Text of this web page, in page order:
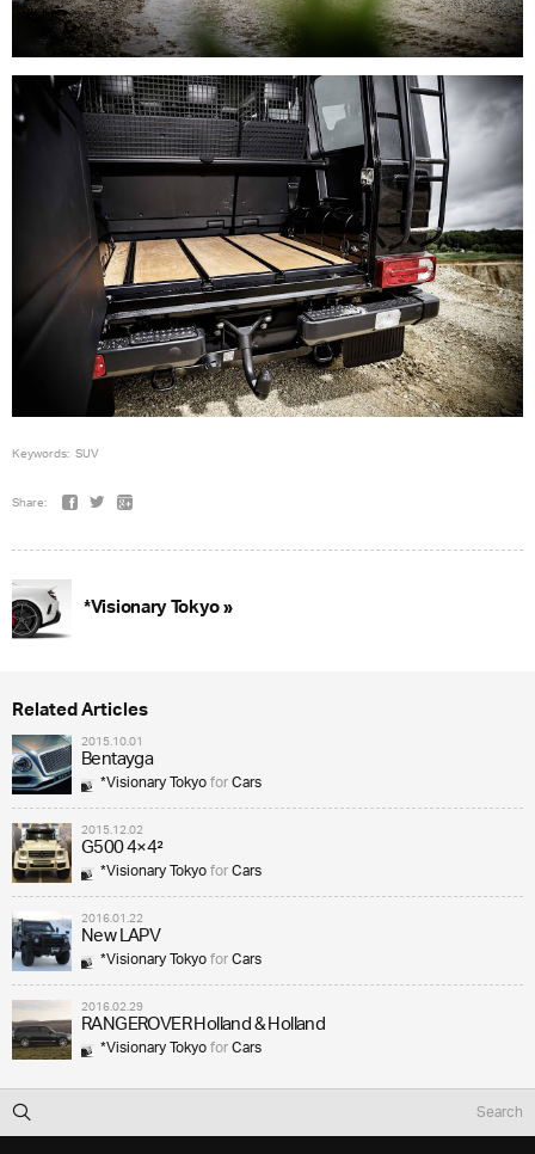
Keywords: SUV
Share:
*Visionary Tokyo »
Related Articles
2015.10.01
Bentayga
*Visionary TokyoforCars
2015.12.02
G500 4×4²
*Visionary TokyoforCars
2016.01.22
New LAPV
*Visionary TokyoforCars
2016.02.29
RANGEROVER Holland & Holland
*Visionary TokyoforCars